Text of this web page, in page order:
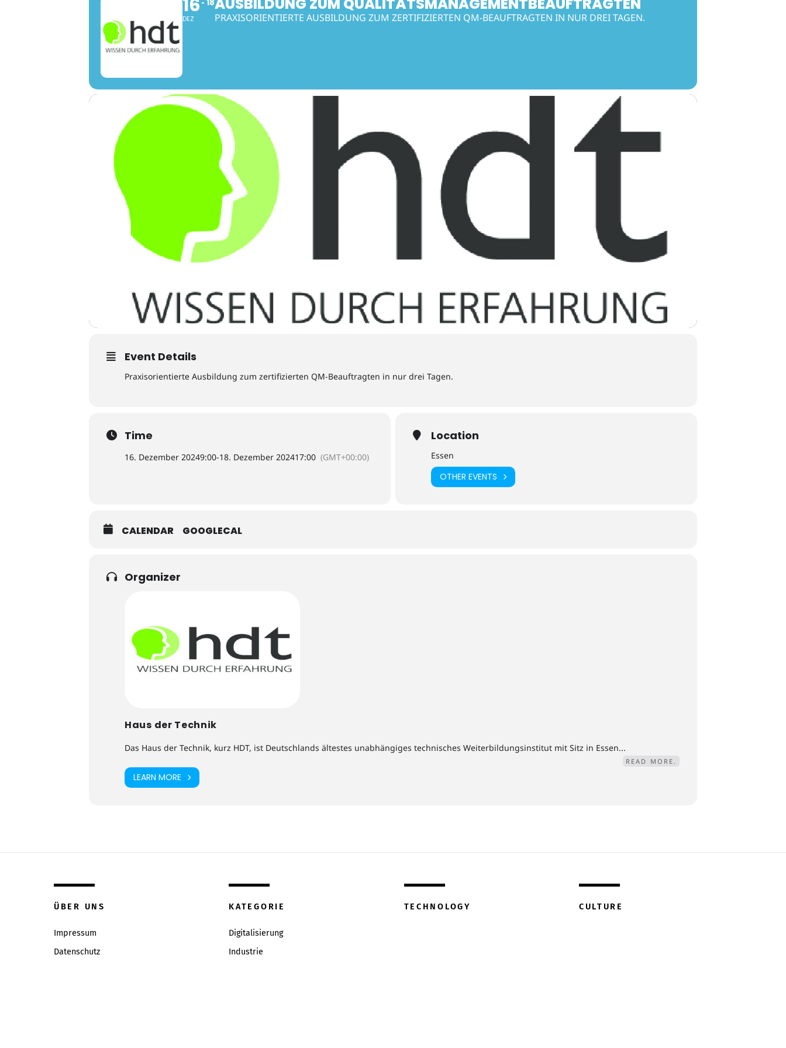
16
DEZ PRAXISORIENTIERTE AUSBILDUNG ZUM ZERTIFIZIERTEN QM-BEAUFTRAGTEN IN NUR DREI TAGEN.
Event Details
Praxisorientierte Ausbildung zum zertifizierten QM-Beauftragten in nur drei Tagen.
Time
16. Dezember 20249:00-18. Dezember 202417:00 (GMT+00:00)
Location
Essen
OTHER EVENTS
CALENDAR GOOGLECAL
Organizer
Haus der Technik
Das Haus der Technik, kurz HDT, ist Deutschlands ältestes unabhängiges technisches Weiterbildungsinstitut mit Sitz in Essen...
READ MORE.
LEARN MORE
ÜBER UNS
Impressum
Datenschutz
KATEGORIE
Digitalisierung
Industrie
TECHNOLOGY CULTURE